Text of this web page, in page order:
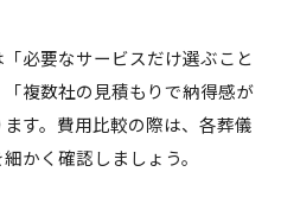
必要なサービスだけ選ぶこと
複数社の見積もりで納得感が
す。費用比較の際は、各葬儀
かく確認しましょう。